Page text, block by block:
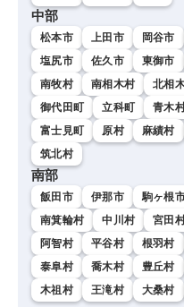
中部
松本市 上田市 岡谷市
塩尻市
佐久市 東御市
南牧村
南相木村 北相
御代田町
立科町 青木
富士見町
原村 麻績村
筑北村
南部
飯田市 伊那市 駒ヶ根
南箕輪村
中川村 宮田
阿智村
平谷村 根羽村
泰阜村
喬木村 豊丘村
木祖村
王滝村 大桑村